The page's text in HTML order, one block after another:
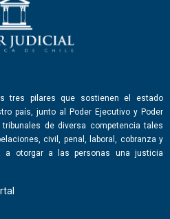
tres pilares que sostienen el estado
país, junto al Poder Ejecutivo y Poder
de diversa competencia tales
civil, penal, laboral, cobranza y
a otorgar a las personas una justicia